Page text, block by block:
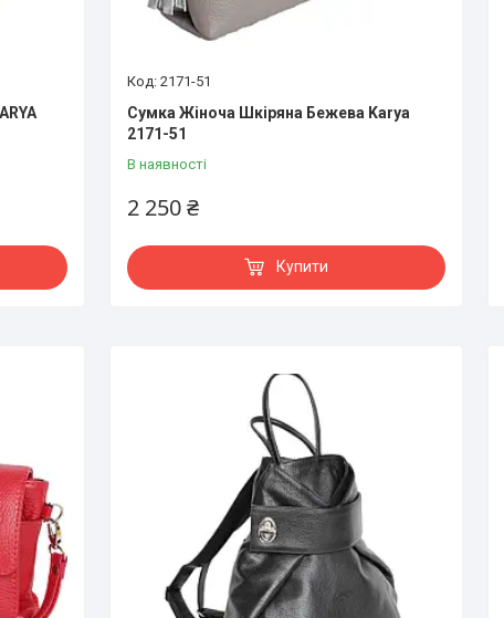
2171-51
Сумка Жіноча Шкіряна Бежева Karya
2171-51
В наявності
2 250 ₴
Купити